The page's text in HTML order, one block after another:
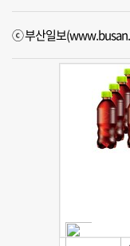
ⓒ 부산일보